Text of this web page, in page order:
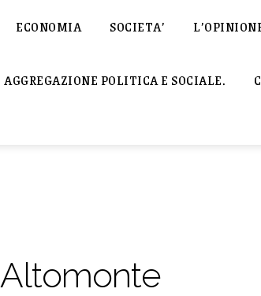
ECONOMIA SOCIETA’
AGGREGAZIONE POLITICA E SOCIALE.
Altomonte